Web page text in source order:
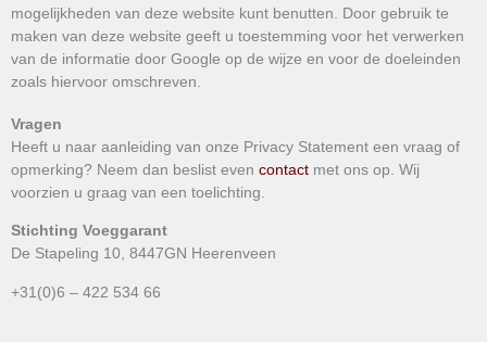
mogelijkheden van deze website kunt benutten. Door gebruik te
maken van deze website geeft u toestemming voor het verwerken
van de informatie door Google op de wijze en voor de doeleinden
zoals hiervoor omschreven.
Vragen
Heeft u naar aanleiding van onze Privacy Statement een vraag of
opmerking? Neem dan beslist even contact met ons op. Wij
voorzien u graag van een toelichting.
Stichting Voeggarant
De Stapeling 10, 8447GN Heerenveen
+31(0)6 – 422 534 66